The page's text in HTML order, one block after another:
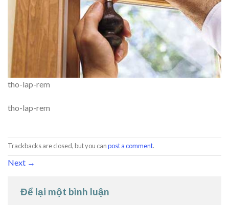
tho-lap-rem
tho-lap-rem
Trackbacks are closed, but you canpost a comment.
Next →
Để lại một bình luận